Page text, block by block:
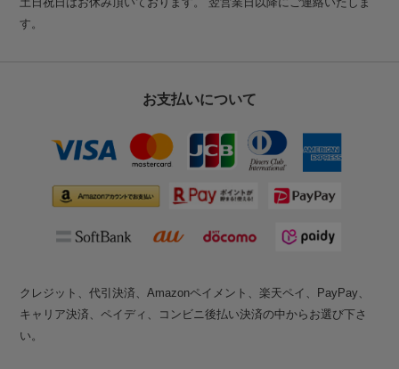
す。
お支払いについて
クレジット、代引決済、Amazonペイメント、楽天ペイ、PayPay、
キャリア決済、ペイディ、コンビニ後払い決済の中からお選び下さ
い。